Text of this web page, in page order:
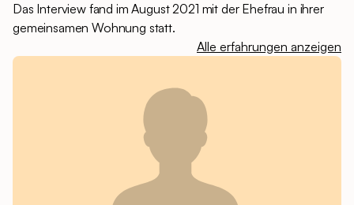
Das Interview fand im August 2021 mit der Ehefrau in ihrer
gemeinsamen Wohnung statt.
Alle erfahrungen anzeigen